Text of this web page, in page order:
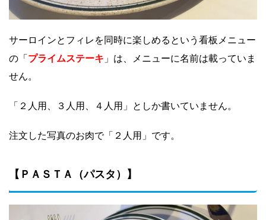
サーロインとフィレを同時に楽しめるという看板メニュー
の「プライムステーキ 」は、
メニューに名前は載っていま
せん。
「２人用、３人用、４人用」としか書いていません。
注文した写真のお肉で「２人用」です。
【ＰＡＳＴＡ（パスタ）】